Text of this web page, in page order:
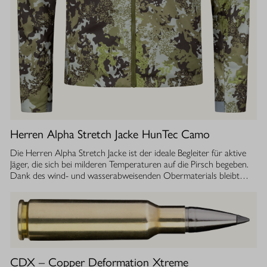
Herren Alpha Stretch Jacke HunTec Camo
Die Herren Alpha Stretch Jacke ist der ideale Begleiter für aktive
Jäger, die sich bei milderen Temperaturen auf die Pirsch begeben.
Dank des wind- und wasserabweisenden Obermaterials bleibt
leicht und dehnbar ist. Die geräuscharme Verarbeitung sorgt
dafür, dass Sie sich unbemerkt fortbewegen können. Die
luftdurchlässige Isolierung ermöglicht einen optimalen
Feuchtigkeitstransport, sodass Sie auch bei anstrengenden
Aktivitäten stets ein angenehmes Tragegefühl haben. Ob im
CDX – Copper Deformation Xtreme